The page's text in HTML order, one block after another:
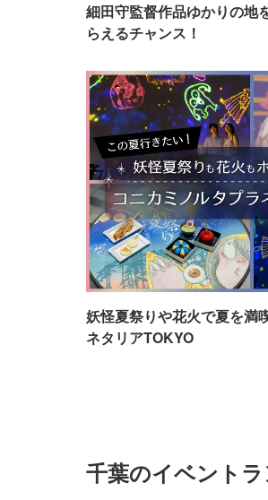
細田守監督作品ゆかりの地
らえるチャンス！
妖怪夏祭りや花火で夏を満
ネタリアTOKYO
千葉のイベント